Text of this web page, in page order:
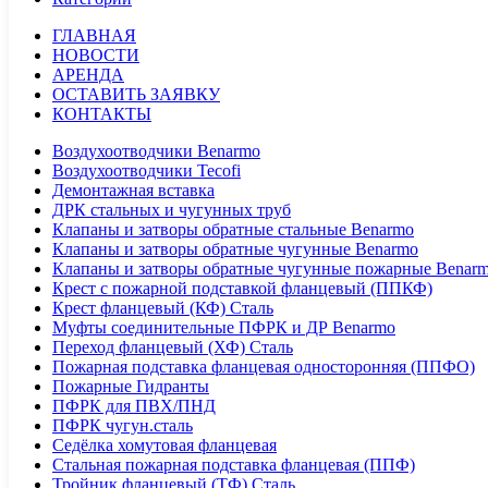
ГЛАВНАЯ
НОВОСТИ
АРЕНДА
ОСТАВИТЬ ЗАЯВКУ
КОНТАКТЫ
Воздухоотводчики Benarmo
Воздухоотводчики Tecofi
Демонтажная вставка
ДРК стальных и чугунных труб
Клапаны и затворы обратные стальные Benarmo
Клапаны и затворы обратные чугунные Benarmo
Клапаны и затворы обратные чугунные пожарные
Крест с пожарной подставкой фланцевый (ППКФ)
Крест фланцевый (КФ) Сталь
Муфты соединительные ПФРК и ДР Benarmo
Переход фланцевый (ХФ) Сталь
Пожарная подставка фланцевая односторонняя (ППФО)
Пожарные Гидранты
ПФРК для ПВХ/ПНД
ПФРК чугун.сталь
Седёлка хомутовая фланцевая
Стальная пожарная подставка фланцевая (ППФ)
Тройник фланцевый (ТФ) Сталь